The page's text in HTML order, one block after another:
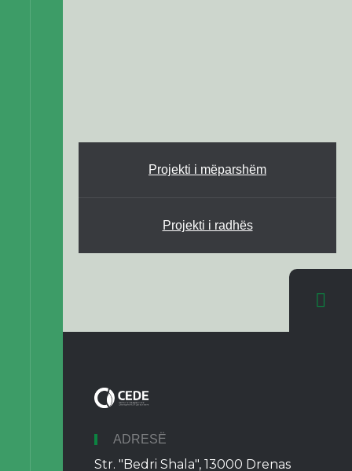
Projekti i mëparshëm
Projekti i radhës
ADRESË
Str. "Bedri Shala", 13000 Drenas